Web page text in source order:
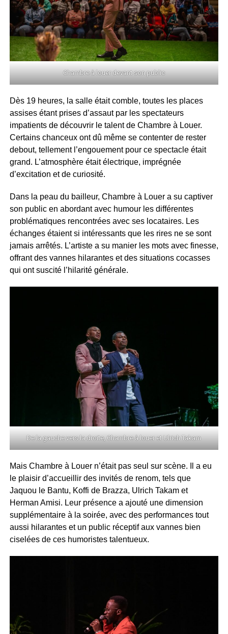
Chambre à louer devant son public
Dès 19 heures, la salle était comble, toutes les places
assises étant prises d’assaut par les spectateurs
impatients de découvrir le talent de Chambre à Louer.
Certains chanceux ont dû même se contenter de rester
debout, tellement l’engouement pour ce spectacle était
grand. L’atmosphère était électrique, imprégnée
d’excitation et de curiosité.
Dans la peau du bailleur, Chambre à Louer a su captiver
son public en abordant avec humour les différentes
problématiques rencontrées avec ses locataires. Les
échanges étaient si intéressants que les rires ne se sont
jamais arrêtés. L’artiste a su manier les mots avec finesse,
offrant des vannes hilarantes et des situations cocasses
qui ont suscité l’hilarité générale.
De la gauche vers la droite, Chambre à louer et Ulrich Takam
Mais Chambre à Louer n’était pas seul sur scène. Il a eu
le plaisir d’accueillir des invités de renom, tels que
Jaquou le Bantu, Koffi de Brazza, Ulrich Takam et
Herman Amisi. Leur présence a ajouté une dimension
supplémentaire à la soirée, avec des performances tout
aussi hilarantes et un public réceptif aux vannes bien
ciselées de ces humoristes talentueux.